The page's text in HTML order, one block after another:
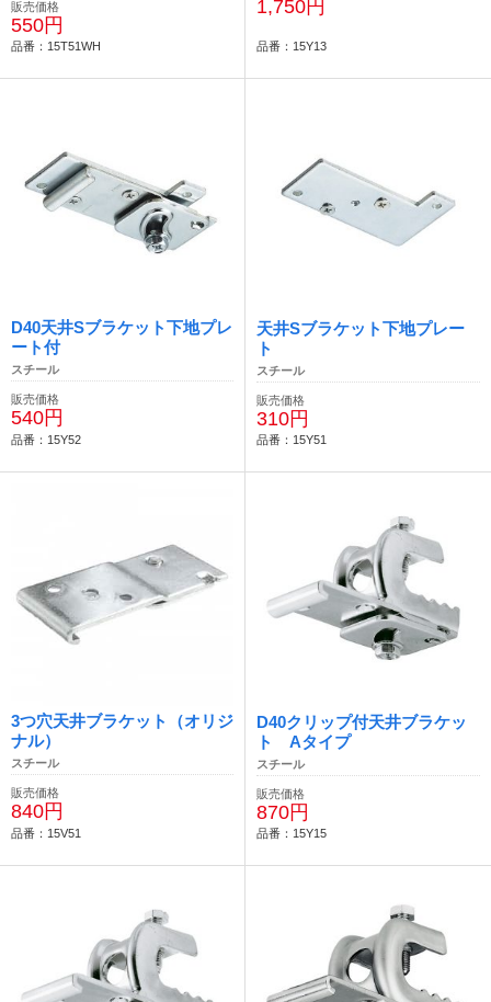
販売価格
550円
品番：15T51WH
1,750円
品番：15Y13
D40天井Sブラケット下地プレ
ート付
スチール
販売価格
540円
品番：15Y52
天井Sブラケット下地プレー
ト
スチール
販売価格
310円
品番：15Y51
3つ穴天井ブラケット（オリジ
ナル）
スチール
販売価格
840円
品番：15V51
D40クリップ付天井ブラケッ
ト Aタイプ
スチール
販売価格
870円
品番：15Y15